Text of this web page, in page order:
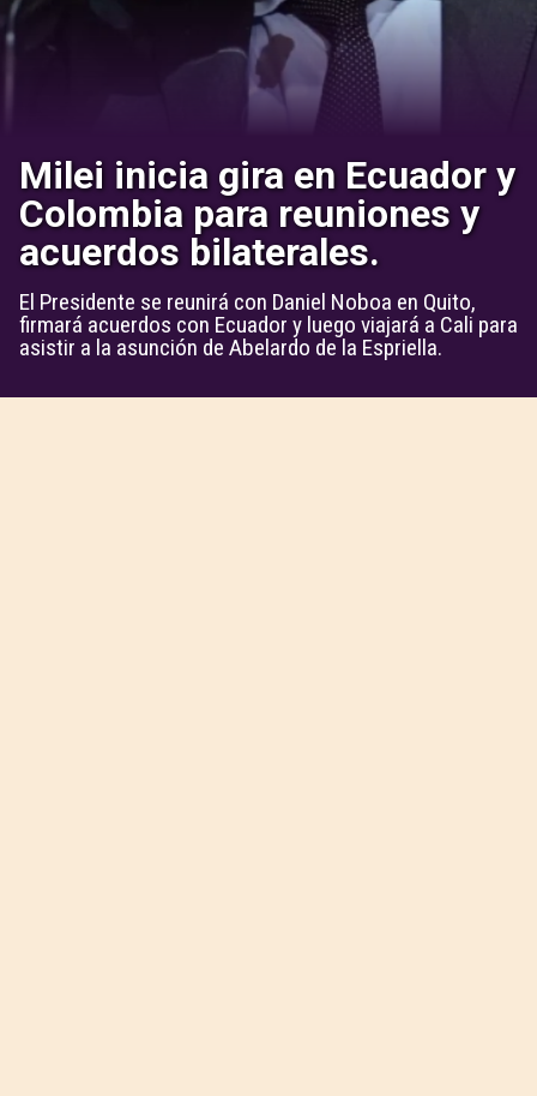
Milei inicia gira en Ecuador y
Colombia para reuniones y
acuerdos bilaterales.
El Presidente se reunirá con Daniel Noboa en Quito,
firmará acuerdos con Ecuador y luego viajará a Cali para
asistir a la asunción de Abelardo de la Espriella.